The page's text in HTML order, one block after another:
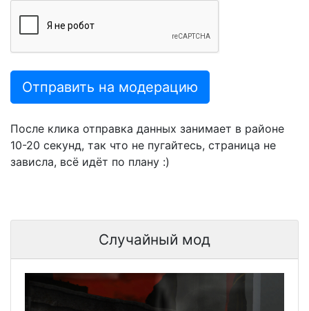
Отправить на модерацию
После клика отправка данных занимает в районе
10-20 секунд, так что не пугайтесь, страница не
зависла, всё идёт по плану :)
Случайный мод